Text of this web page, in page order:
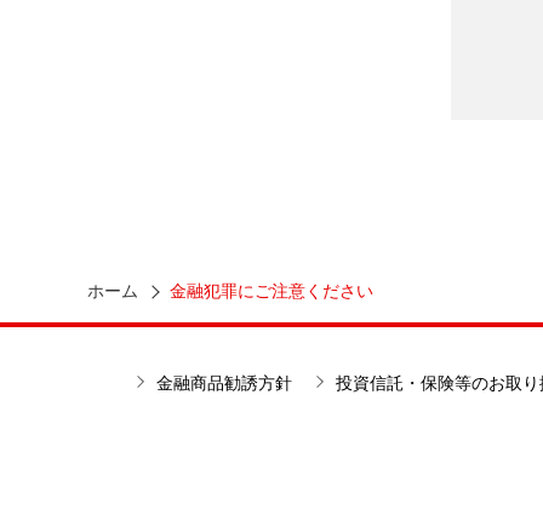
ホーム 金融犯罪にご注意ください
金融商品勧誘方針 投資信託・保険等のお取り